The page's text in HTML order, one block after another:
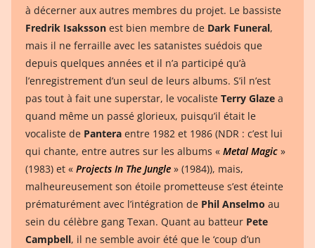
à décerner aux autres membres du projet. Le bassiste
Fredrik Isaksson est bien membre de Dark Funeral,
mais il ne ferraille avec les satanistes suédois que
depuis quelques années et il n’a participé qu’à
l’enregistrement d’un seul de leurs albums. S’il n’est
pas tout à fait une superstar, le vocaliste Terry Glaze a
quand même un passé glorieux, puisqu’il était le
vocaliste de Pantera entre 1982 et 1986 (NDR : c’est lui
qui chante, entre autres sur les albums « Metal Magic »
(1983) et « Projects In The Jungle » (1984)), mais,
malheureusement son étoile prometteuse s’est éteinte
prématurément avec l’intégration de Phil Anselmo au
sein du célèbre gang Texan. Quant au batteur Pete
Campbell, il ne semble avoir été que le ‘coup d’un